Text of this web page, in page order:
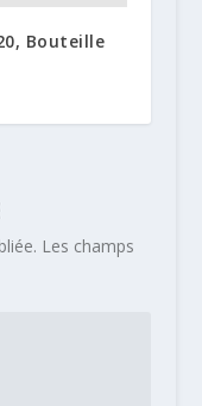
Bouteille
Les champs